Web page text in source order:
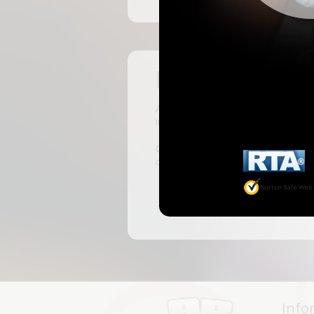
Pas encore
ABKingdom est le site français de
inscrivant, vous pourrez accéder
C'est rapide et gratuit, des milliers
discussions, faire des rencontres,